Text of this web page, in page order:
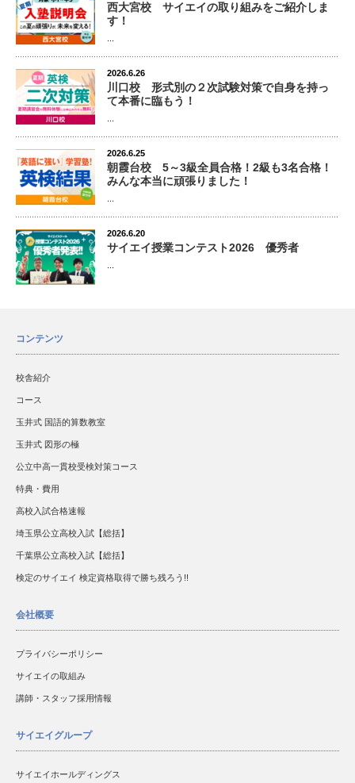
西大宮校 サイエイの取り組みをご紹介しま
す！
2026.6.26
川口校 形式別の２次試験対策で自身を持っ
て本番に臨もう！
2026.6.25
朝霞台校 5～3級全員合格！2級も3名合格！
みんな本当に頑張りました！
2026.6.20
サイエイ授業コンテスト2026 優秀者
コンテンツ
校舎紹介
コース
玉井式 国語的算数教室
玉井式 図形の極
公立中高一貫校受検対策コース
特典・費用
高校入試合格速報
埼玉県公立高校入試【総括】
千葉県公立高校入試【総括】
検定のサイエイ 検定資格取得で勝ち残ろう!!
会社概要
プライバシーポリシー
サイエイの取組み
講師・スタッフ採用情報
サイエイグループ
サイエイホールディングス